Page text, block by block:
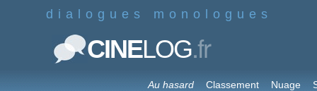
dialogues monologues
CINELOG.fr
Au hasard Classement Nuage